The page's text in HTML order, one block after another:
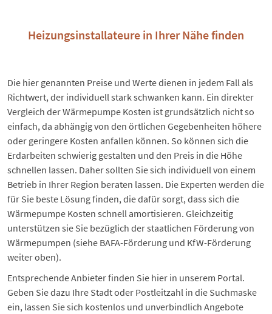
Heizungsinstallateure in Ihrer Nähe finden
Die hier genannten Preise und Werte dienen in jedem Fall als
Richtwert, der individuell stark schwanken kann. Ein direkter
Vergleich der Wärmepumpe Kosten ist grundsätzlich nicht so
einfach, da abhängig von den örtlichen Gegebenheiten höhere
oder geringere Kosten anfallen können. So können sich die
Erdarbeiten schwierig gestalten und den Preis in die Höhe
schnellen lassen. Daher sollten Sie sich individuell von einem
Betrieb in Ihrer Region beraten lassen. Die Experten werden die
für Sie beste Lösung finden, die dafür sorgt, dass sich die
Wärmepumpe Kosten schnell amortisieren. Gleichzeitig
unterstützen sie Sie bezüglich der staatlichen Förderung von
Wärmepumpen (siehe BAFA-Förderung und KfW-Förderung
weiter oben).
Entsprechende Anbieter finden Sie hier in unserem Portal.
Geben Sie dazu Ihre Stadt oder Postleitzahl in die Suchmaske
ein, lassen Sie sich kostenlos und unverbindlich Angebote